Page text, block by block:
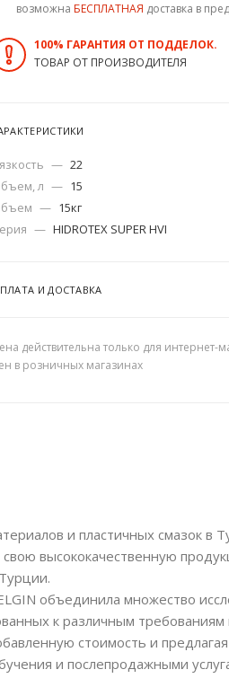
возможна БЕСПЛАТНАЯ доставка в
100% ГАРАНТИЯ ОТ ПОДДЕЛОК.
ТОВАР ОТ ПРОИЗВОДИТЕЛЯ
— 22
л — 15
— 15кг
— HIDROTEX SUPER HVI
И ДОСТАВКА
действительна только для интернет-
в розничных магазинах
и пластичных смазок в
высококачественную
объединила множество
к различным
стоимость и
и послепродажными